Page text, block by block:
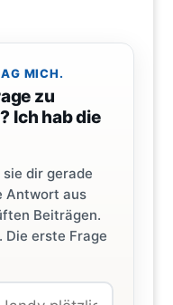
MICH.
zu
Ich hab die
dir gerade
Antwort aus
Beiträgen.
Die erste Frage